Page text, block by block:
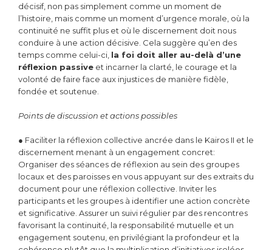
décisif, non pas simplement comme un moment de
l’histoire, mais comme un moment d’urgence morale, où la
continuité ne suffit plus et où le discernement doit nous
conduire à une action décisive. Cela suggère qu’en des
temps comme celui-ci, la foi doit aller au-delà d’une
réflexion passive et incarner la clarté, le courage et la
volonté de faire face aux injustices de manière fidèle,
fondée et soutenue.
Points de discussion et actions possibles
● Faciliter la réflexion collective ancrée dans le Kairos II et le
discernement menant à un engagement concret:
Organiser des séances de réflexion au sein des groupes
locaux et des paroisses en vous appuyant sur des extraits du
document pour une réflexion collective. Inviter les
participants et les groupes à identifier une action concrète
et significative. Assurer un suivi régulier par des rencontres
favorisant la continuité, la responsabilité mutuelle et un
engagement soutenu, en privilégiant la profondeur et la